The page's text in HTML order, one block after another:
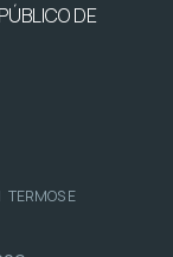
DE
TERMOS E